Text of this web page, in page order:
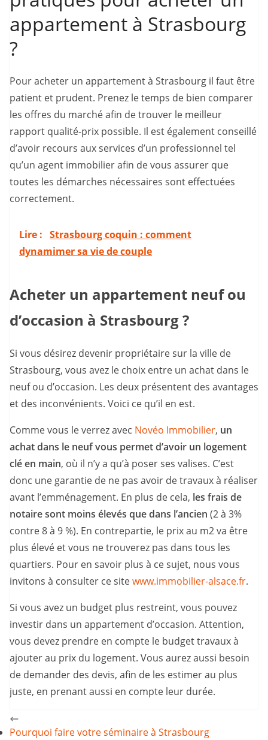
appartement à Strasbourg
?
Pour acheter un appartement à Strasbourg il faut être
patient et prudent. Prenez le temps de bien comparer
les offres du marché afin de trouver le meilleur
rapport qualité-prix possible. Il est également conseillé
d’avoir recours aux services d’un professionnel tel
qu’un agent immobilier afin de vous assurer que
toutes les démarches nécessaires sont effectuées
correctement.
Lire : Strasbourg coquin : comment
dynamimer sa vie de couple
Acheter un appartement neuf ou
d’occasion à Strasbourg ?
Si vous désirez devenir propriétaire sur la ville de
Strasbourg, vous avez le choix entre un achat dans le
neuf ou d’occasion. Les deux présentent des avantages
et des inconvénients. Voici ce qu’il en est.
Comme vous le verrez avec Novéo Immobilier, un
achat dans le neuf vous permet d’avoir un logement
clé en main, où il n’y a qu’à poser ses valises. C’est
donc une garantie de ne pas avoir de travaux à réaliser
avant l’emménagement. En plus de cela, les frais de
notaire sont moins élevés que dans l’ancien (2 à 3%
contre 8 à 9 %). En contrepartie, le prix au m2 va être
plus élevé et vous ne trouverez pas dans tous les
quartiers. Pour en savoir plus à ce sujet, nous vous
invitons à consulter ce sitewww.immobilier-alsace.fr.
Si vous avez un budget plus restreint, vous pouvez
investir dans un appartement d’occasion. Attention,
vous devez prendre en compte le budget travaux à
ajouter au prix du logement. Vous aurez aussi besoin
de demander des devis, afin de les estimer au plus
juste, en prenant aussi en compte leur durée.
Pourquoi faire votre séminaire à Strasbourg